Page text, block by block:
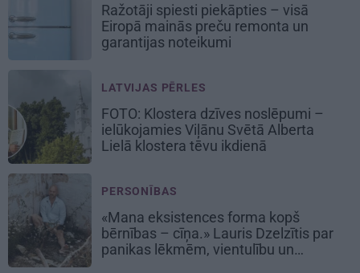
Ražotāji spiesti piekāpties – visā
Eiropā mainās preču remonta un
garantijas noteikumi
LATVIJAS PĒRLES
FOTO: Klostera dzīves noslēpumi –
ielūkojamies Viļānu Svētā Alberta
Lielā klostera tēvu ikdienā
PERSONĪBAS
«Mana eksistences forma kopš
bērnības – cīņa.» Lauris Dzelzītis par
panikas lēkmēm, vientulību un